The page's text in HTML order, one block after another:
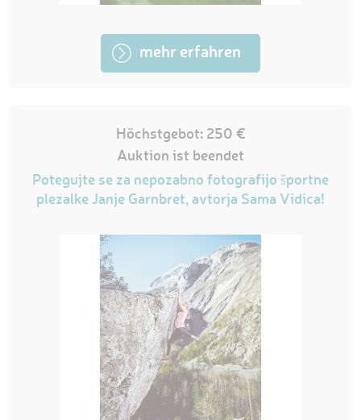
mehr erfahren
Höchstgebot: 250 €
Auktion ist beendet
Potegujte se za nepozabno fotografijo športne
plezalke Janje Garnbret, avtorja Sama Vidica!